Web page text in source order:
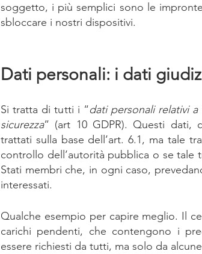
soggetto, i più semplici sono le
sbloccare i nostri dispositivi.
Dati personali: i dati
Si tratta di tutti i “dati personali relativi
sicurezza” (art 10 GDPR). Questi dati,
trattati sulla base dell’art. 6.1, ma tale
controllo dell’autorità pubblica o se tale
Stati membri che, in ogni caso,
interessati.
Qualche esempio per capire meglio. Il
carichi pendenti, che contengono i
essere richiesti da tutti, ma solo da